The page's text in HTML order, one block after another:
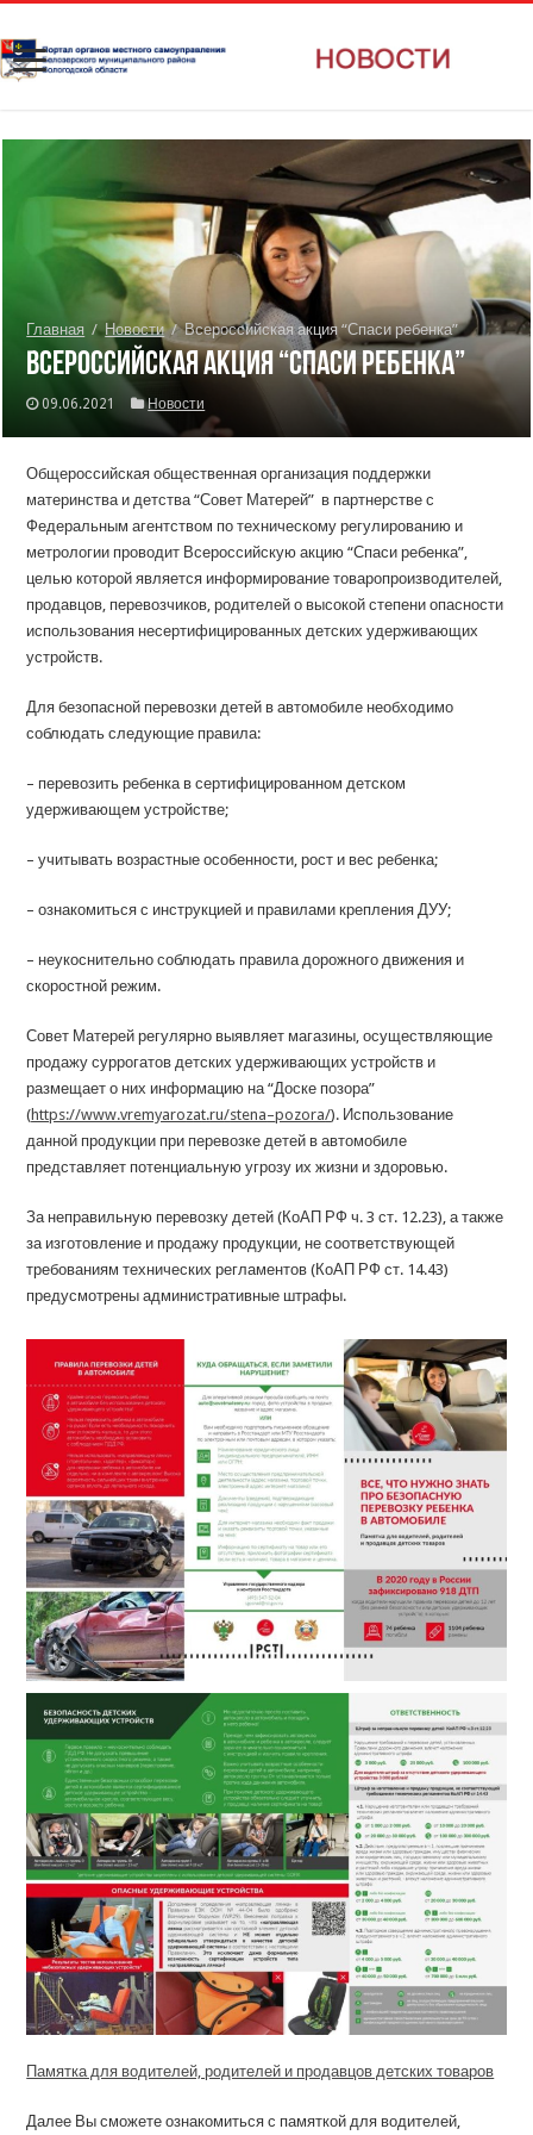
Главная / Новости / Всероссийская акция “Спаси ребенка”
Всероссийская акция “Спаси ребенка”
09.06.2021 Новости
Общероссийская общественная организация поддержки
материнства и детства “Совет Матерей” в партнерстве с
Федеральным агентством по техническому регулированию и
метрологии проводит Всероссийскую акцию “Спаси ребенка”,
целью которой является информирование товаропроизводителей,
продавцов, перевозчиков, родителей о высокой степени опасности
использования несертифицированных детских удерживающих
устройств.
Для безопасной перевозки детей в автомобиле необходимо
соблюдать следующие правила:
– перевозить ребенка в сертифицированном детском
удерживающем устройстве;
– учитывать возрастные особенности, рост и вес ребенка;
– ознакомиться с инструкцией и правилами крепления ДУУ;
– неукоснительно соблюдать правила дорожного движения и
скоростной режим.
Совет Матерей регулярно выявляет магазины, осуществляющие
продажу суррогатов детских удерживающих устройств и
размещает о них информацию на “Доске позора”
(https://www.vremyarozat.ru/stena–pozora/). Использование
данной продукции при перевозке детей в автомобиле
представляет потенциальную угрозу их жизни и здоровью.
За неправильную перевозку детей (КоАП РФ ч. 3 ст. 12.23), а также
за изготовление и продажу продукции, не соответствующей
требованиям технических регламентов (КоАП РФ ст. 14.43)
предусмотрены административные штрафы.
Памятка для водителей, родителей и продавцов детских товаров
Далее Вы сможете ознакомиться с памяткой для водителей,